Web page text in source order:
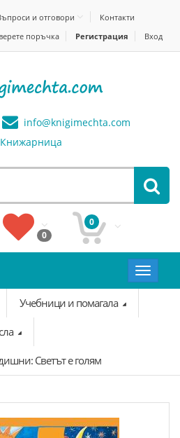
и отговори
Контакти
поръчка Регистрация Вход
info@knigimechta.com
Книжарница
0
0
Toggle
Учебници и помагала
Светът е голям